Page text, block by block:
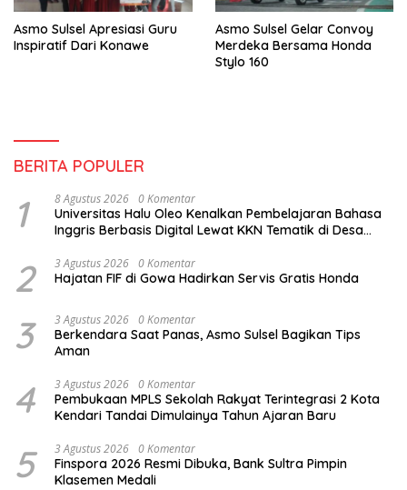
Asmo Sulsel Apresiasi Guru
Inspiratif Dari Konawe
Asmo Sulsel Gelar Convoy
Merdeka Bersama Honda
Stylo 160
BERITA POPULER
1 8 Agustus 2026 0 Komentar
Universitas Halu Oleo Kenalkan Pembelajaran Bahasa
Inggris Berbasis Digital Lewat KKN Tematik di Desa
2 3 Agustus 2026 0 Komentar
Hajatan FIF di Gowa Hadirkan Servis Gratis Honda
3 3 Agustus 2026 0 Komentar
Berkendara Saat Panas, Asmo Sulsel Bagikan Tips
Aman
4 3 Agustus 2026 0 Komentar
Pembukaan MPLS Sekolah Rakyat Terintegrasi 2 Kota
Kendari Tandai Dimulainya Tahun Ajaran Baru
5 3 Agustus 2026 0 Komentar
Finspora 2026 Resmi Dibuka, Bank Sultra Pimpin
Klasemen Medali